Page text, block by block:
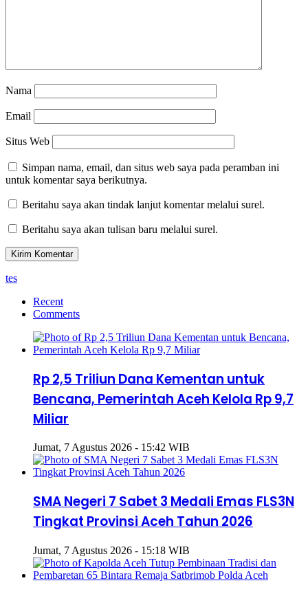
Nama
Email
Situs Web
Simpan nama, email, dan situs web saya pada peramban ini
untuk komentar saya berikutnya.
Beritahu saya akan tindak lanjut komentar melalui surel.
Beritahu saya akan tulisan baru melalui surel.
tes
Recent
Comments
Rp 2,5 Triliun Dana Kementan untuk
Bencana, Pemerintah Aceh Kelola Rp 9,7
Miliar
Jumat, 7 Agustus 2026 - 15:42 WIB
SMA Negeri 7 Sabet 3 Medali Emas FLS3N
Tingkat Provinsi Aceh Tahun 2026
Jumat, 7 Agustus 2026 - 15:18 WIB